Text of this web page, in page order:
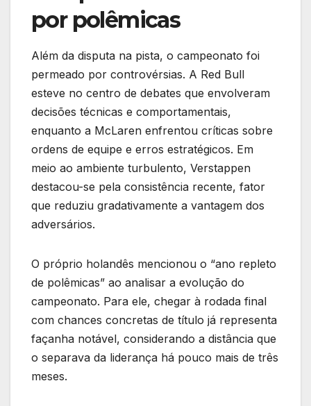
por polêmicas
Além da disputa na pista, o campeonato foi
permeado por controvérsias. A Red Bull
esteve no centro de debates que envolveram
decisões técnicas e comportamentais,
enquanto a McLaren enfrentou críticas sobre
ordens de equipe e erros estratégicos. Em
meio ao ambiente turbulento, Verstappen
destacou-se pela consistência recente, fator
que reduziu gradativamente a vantagem dos
adversários.
O próprio holandês mencionou o “ano repleto
de polêmicas” ao analisar a evolução do
campeonato. Para ele, chegar à rodada final
com chances concretas de título já representa
façanha notável, considerando a distância que
o separava da liderança há pouco mais de três
meses.